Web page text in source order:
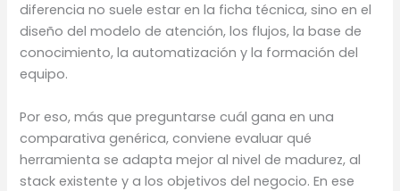
diferencia no suele estar en la ficha técnica, sino en el
diseño del modelo de atención, los flujos, la base de
conocimiento, la automatización y la formación del
equipo.
Por eso, más que preguntarse cuál gana en una
comparativa genérica, conviene evaluar qué
herramienta se adapta mejor al nivel de madurez, al
stack existente y a los objetivos del negocio. En ese